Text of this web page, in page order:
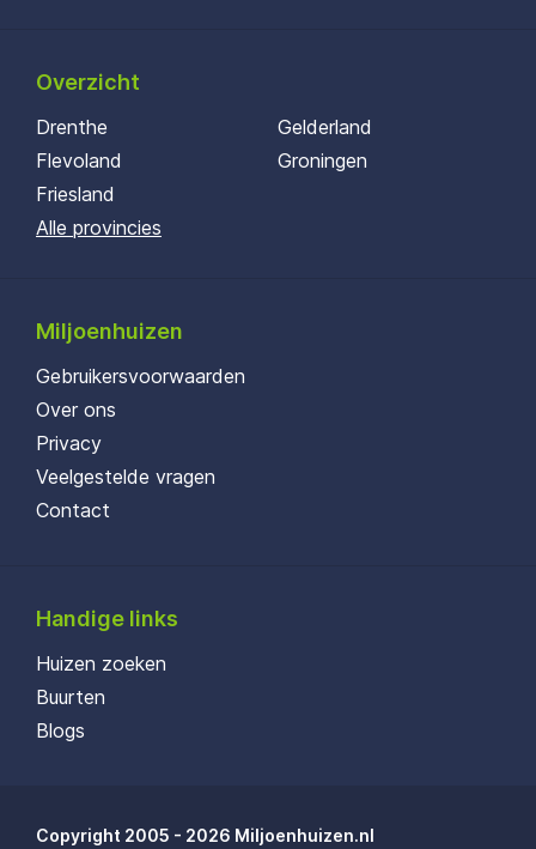
Overzicht
Drenthe
Flevoland
Friesland
Gelderland
Groningen
Alle provincies
Miljoenhuizen
Gebruikersvoorwaarden
Over ons
Privacy
Veelgestelde vragen
Contact
Handige links
Huizen zoeken
Buurten
Blogs
Copyright 2005 - 2026 Miljoenhuizen.nl